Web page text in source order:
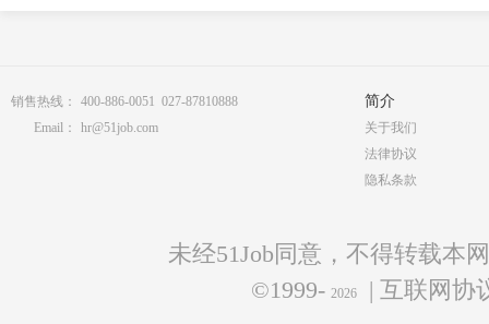
销售热线：
400-886-0051 027-87810888
Email：
hr@51job.com
简介
关于我们
法律协议
隐私条款
未经51Job同意，不得转载本
©1999- 2026 | 互联网协